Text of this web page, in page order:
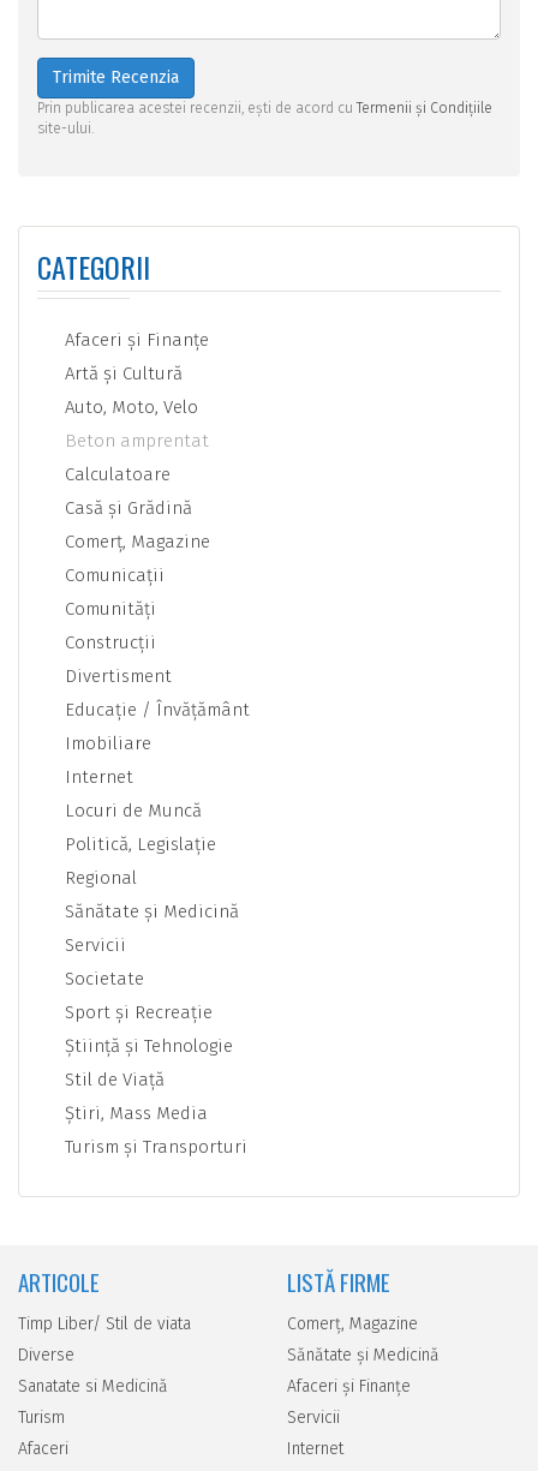
Trimite Recenzia
Prin publicarea acestei recenzii, ești de acord cuTermenii și Condițiile
site-ului.
CATEGORII
Afaceri şi Finanţe
Artă şi Cultură
Auto, Moto, Velo
Beton amprentat
Calculatoare
Casă şi Grădină
Comerţ, Magazine
Comunicaţii
Comunităţi
Construcţii
Divertisment
Educaţie / Învăţământ
Imobiliare
Internet
Locuri de Muncă
Politică, Legislaţie
Regional
Sănătate şi Medicină
Servicii
Societate
Sport şi Recreaţie
Ştiinţă şi Tehnologie
Stil de Viaţă
Ştiri, Mass Media
Turism şi Transporturi
ARTICOLE
Timp Liber/ Stil de viata
Diverse
Sanatate si Medicină
Turism
Afaceri
LISTĂ FIRME
Comerţ, Magazine
Sănătate şi Medicină
Afaceri şi Finanţe
Servicii
Internet